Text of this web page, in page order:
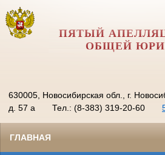
ПЯТЫЙ
ОБЩЕЙ
630005, Новосибирская обл., г.
д. 57 а
Тел.: (8-383) 319-20-60
ГЛАВНАЯ